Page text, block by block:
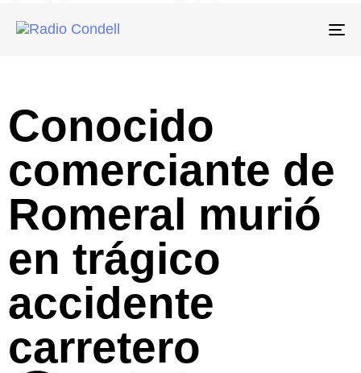
Conocido
comerciante de
Romeral murió
en trágico
accidente
carretero